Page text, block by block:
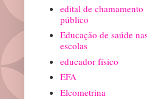
edital de chamamento
público
Educação de saúde
escolas
educador físico
EFA
Elcometrina